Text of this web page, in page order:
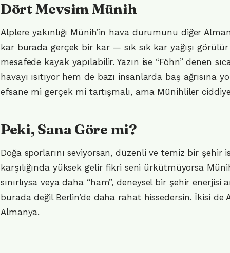
Dört Mevsim Münih
Alplere yakınlığı Münih’in hava durumunu diğer
kar burada gerçek bir kar — sık sık kar yağışı
mesafede kayak yapılabilir. Yazın ise “Föhn” denen
havayı ısıtıyor hem de bazı insanlarda baş ağrısına
efsane mi gerçek mi tartışmalı, ama Münihliler ciddiye
Peki, Sana Göre mi?
Doğa sporlarını seviyorsan, düzenli ve temiz bir şehir
karşılığında yüksek gelir fikri seni ürkütmüyorsa
sınırlıysa veya daha “ham”, deneysel bir şehir
burada değil Berlin’de daha rahat hissedersin. İkisi de
Almanya.